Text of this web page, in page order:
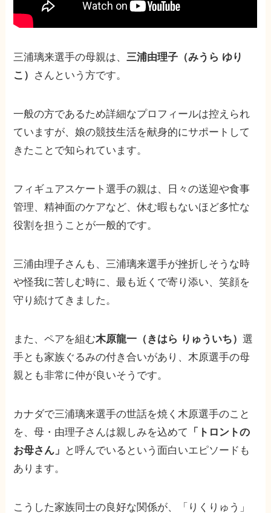
三浦璃来選手の母親は、 三浦由理子（みうら ゆり
こ） さんという方です。
一般の方であるため詳細なプロフィールは控えられ
ていますが、娘の競技生活を献身的にサポートして
きたことで知られています。
フィギュアスケート選手の親は、日々の送迎や食事
管理、精神面のケアなど、休む暇もないほど多忙な
役割を担うことが一般的です。
三浦由理子さんも、三浦璃来選手が挫折しそうな時
や怪我に苦しむ時に、最も近くで寄り添い、笑顔を
守り続けてきました。
また、ペアを組む木原龍一（きはら りゅういち）選
手とも家族ぐるみの付き合いがあり、木原選手の母
親とも非常に仲が良いそうです。
カナダで三浦璃来選手の世話を焼く木原選手のこと
を、母・由理子さんは親しみを込めて
「トロントの
お母さん」
と呼んでいるという面白いエピソードも
あります。
こうした家族同士の良好な関係が、「りくりゅう」